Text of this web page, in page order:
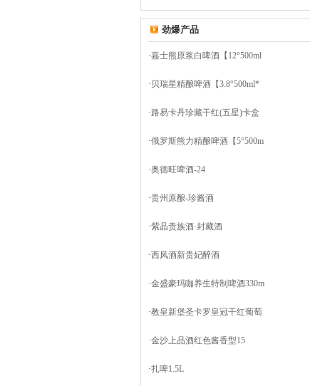
劲爆产品
·嘉士熊原浆白啤酒【12°500ml
· 贝瑞星精酿啤酒【3.8°500ml*
·路易卡丹珍藏干红(五星)卡盒
·俄罗斯熊力精酿啤酒【5°500m
·奥德旺啤酒-24
·贵州原酿-珍酱酒
·紫晶贵族酒·封藏酒
·西凤酒新贵妃醉酒
·金盛豪玛咖养生特制啤酒330m
·教皇新堡圣卡罗皇冠干红葡萄
·金沙上品酒红色酱香型15
·扎啤1.5L